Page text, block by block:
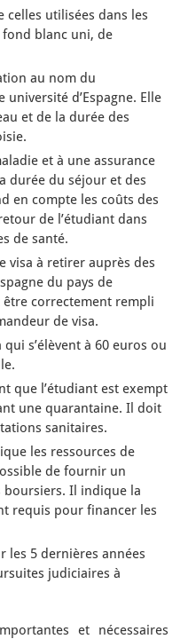
celles utilisées dans les
blanc uni, de
au nom du
d’Espagne. Elle
et de la durée des
et à une assurance
durée du séjour et des
en compte les coûts des
de l’étudiant dans
de santé.
visa à retirer auprès des
du pays de
être correctement rempli
de visa.
s’élèvent à 60 euros ou
que l’étudiant est exempt
une quarantaine. Il doit
sanitaires.
les ressources de
de fournir un
Il indique la
requis pour financer les
les 5 dernières années
judiciaires à
et nécessaires